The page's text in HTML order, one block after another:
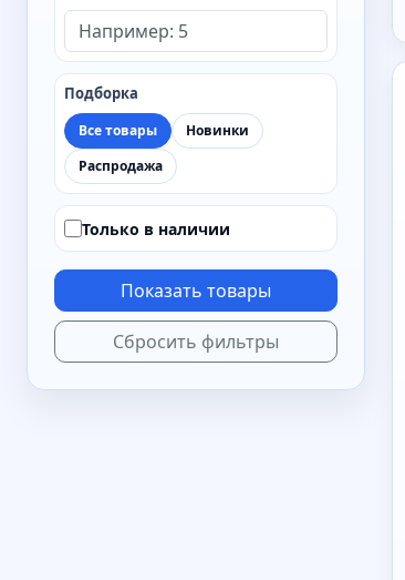
Подборка
Все товары
Новинки
Распродажа
Только в наличии
Показать товары
Сбросить фильтры